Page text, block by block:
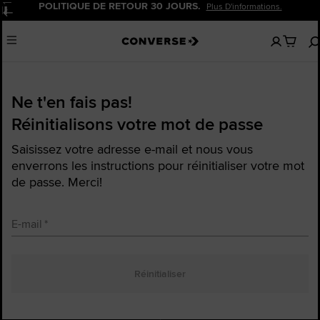
Pause POLITIQUE DE RETOUR 30 JOURS. Plus D'informations.
Menu
Aucun
articles
Ne t'en fais pas!
Réinitialisons votre mot de passe
Saisissez votre adresse e-mail et nous vous
enverrons les instructions pour réinitialiser votre mot
de passe. Merci!
E-mail
Réinitialiser